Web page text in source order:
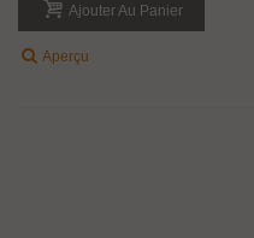
Ajouter Au Panier
Aperçu